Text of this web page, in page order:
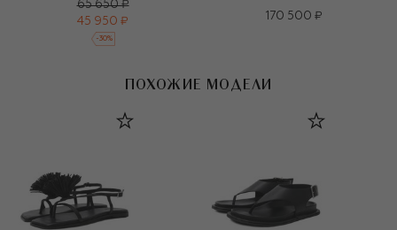
65 650 ₽
45 950 ₽
-30%
170 500 ₽
ПОХОЖИЕ МОДЕЛИ